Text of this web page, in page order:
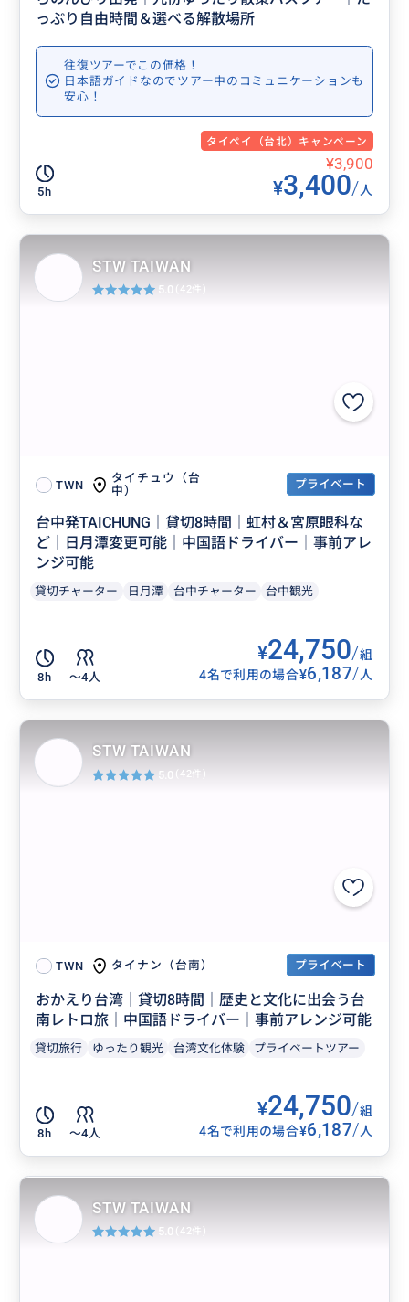
っぷり自由時間＆選べる解散場所
往復ツアーでこの価格！
日本語ガイドなのでツアー中のコミュニケーションも
安心！
タイペイ（台北）キャンペーン
5h
¥3,900
¥3,400/人
TWN
タイチュウ（台
中）
プライベート
台中発TAICHUNG｜貸切8時間｜虹村＆宮原眼科な
ど｜日月潭変更可能｜中国語ドライバー│事前アレ
ンジ可能
貸切チャーター 日月潭 台中チャーター 台中観光
8h 〜4人
¥24,750/組
4名で利用の場合¥6,187/人
STW TAIWAN
5.0 (42件)
TWN タイナン（台南） プライベート
おかえり台湾｜貸切8時間｜歴史と文化に出会う台
南レトロ旅｜中国語ドライバー│事前アレンジ可能
貸切旅行 ゆったり観光 台湾文化体験 プライベートツアー
8h 〜4人
¥24,750/組
4名で利用の場合¥6,187/人
STW TAIWAN
5.0 (42件)
STW TAIWAN
5.0 (42件)